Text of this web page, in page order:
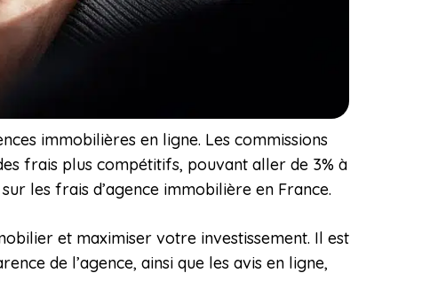
immobilières en ligne. Les commissions
frais plus compétitifs, pouvant aller de 3% à
les frais d’agence immobilière en France.
et maximiser votre investissement. Il est
de l’agence, ainsi que les avis en ligne,